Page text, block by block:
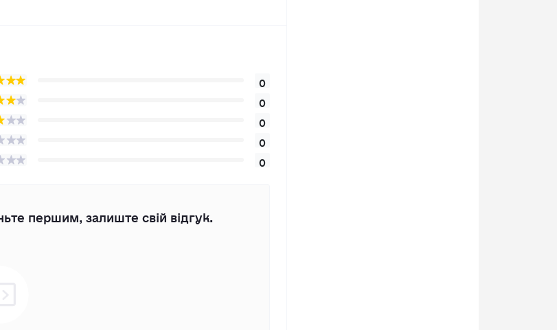
0
0
0
0
0
першим, залиште свій відгук.